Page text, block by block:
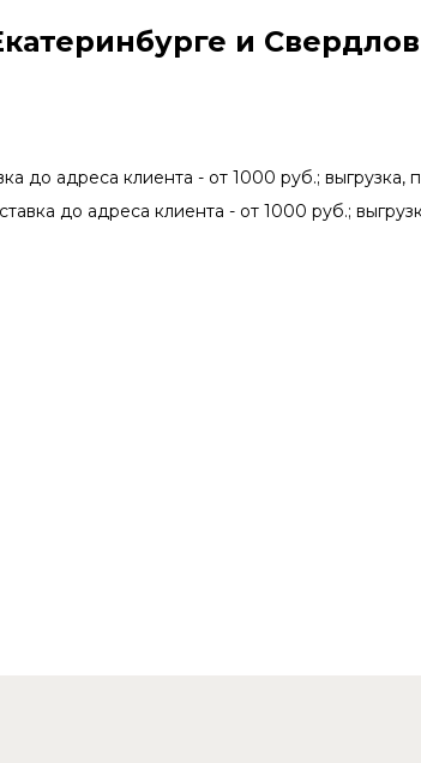
и
до адреса клиента - от 1000 руб.;
до адреса клиента - от 1000 руб.;